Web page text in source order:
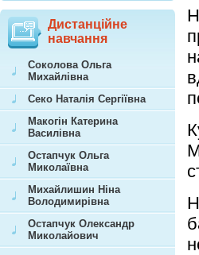
Дистанційне
навчання
Соколова Ольга
Михайлівна
Секо Наталія Сергіївна
Макогін Катерина
Василівна
Остапчук Ольга
Миколаївна
Михайлишин Ніна
Володимирівна
Остапчук Олександр
Миколайович